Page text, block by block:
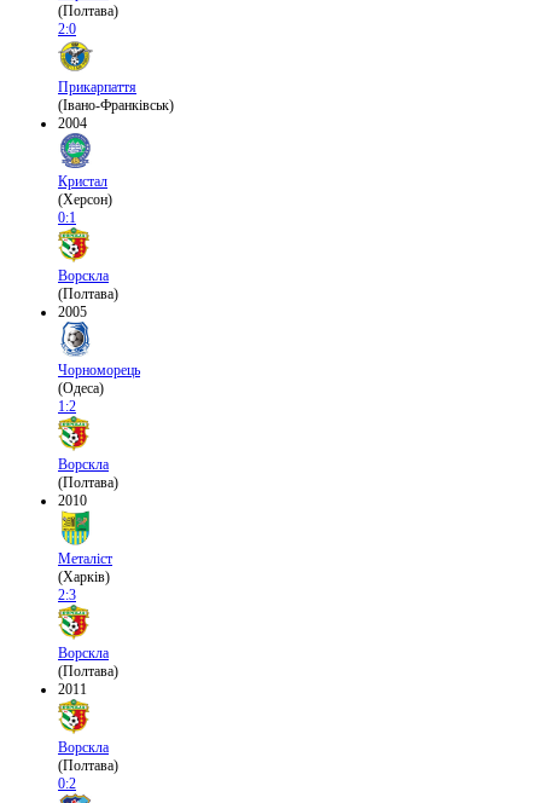
(Полтава)
2:0
Прикарпаття
(Івано-Франківськ)
2004
Кристал
(Херсон)
0:1
Ворскла
(Полтава)
2005
Чорноморець
(Одеса)
1:2
Ворскла
(Полтава)
2010
Металіст
(Харків)
2:3
Ворскла
(Полтава)
2011
Ворскла
(Полтава)
0:2